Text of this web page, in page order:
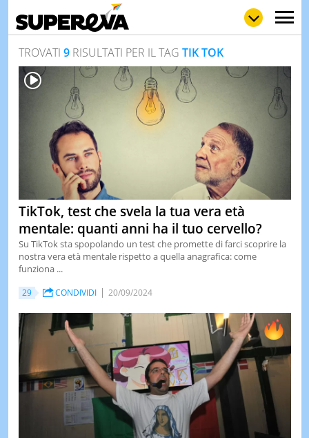
GULPLOVE
WOW
NEWS
&
LE
DI
OGGI
IERI
TROVATI 9RISULTATI PER IL TAG TIK TOK
TikTok, test che svela la tua vera età
mentale: quanti anni ha il tuo cervello?
Su TikTok sta spopolando un test che promette di farci scoprire la
nostra vera età mentale rispetto a quella anagrafica: come
funziona ...
29 CONDIVIDI 20/09/2024